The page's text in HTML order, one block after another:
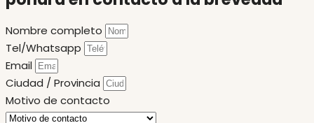
Nombre completo
Tel/Whatsapp
Email
Ciudad / Provincia
Motivo de contacto